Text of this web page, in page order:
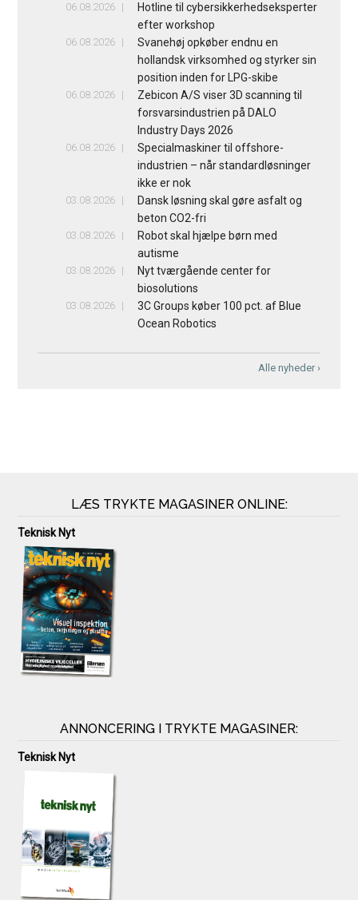
06.08.2026
Hotline til cybersikkerhedseksperter
efter workshop
06.08.2026
Svanehøj opkøber endnu en
hollandsk virksomhed og styrker sin
position inden for LPG-skibe
06.08.2026
Zebicon A/S viser 3D scanning til
forsvarsindustrien på DALO
Industry Days 2026
06.08.2026
Specialmaskiner til offshore-
industrien – når standardløsninger
ikke er nok
03.08.2026
Dansk løsning skal gøre asfalt og
beton CO2-fri
03.08.2026
Robot skal hjælpe børn med
autisme
03.08.2026
Nyt tværgående center for
biosolutions
03.08.2026
3C Groups køber 100 pct. af Blue
Ocean Robotics
Alle nyheder ›
LÆS TRYKTE MAGASINER ONLINE:
Teknisk Nyt
ANNONCERING I TRYKTE MAGASINER:
Teknisk Nyt